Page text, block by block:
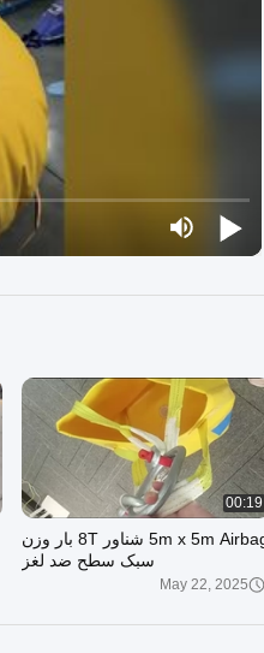
00:19
5m x 5m Airbag شناور 8T بار وزن
سبک سطح ضد لغز
May 22, 2025